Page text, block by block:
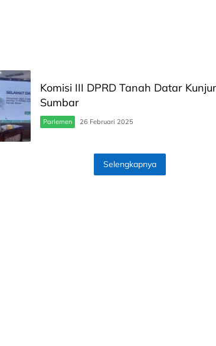
Komisi III DPRD Tanah Datar
Sumbar
Parlemen 26 Februari 2025
Selengkapnya